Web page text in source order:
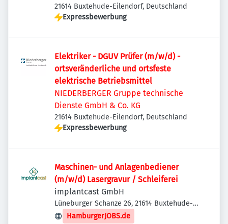
21614 Buxtehude-Eilendorf, Deutschland
Expressbewerbung
Elektriker - DGUV Prüfer (m/w/d) -
ortsveränderliche und ortsfeste
elektrische Betriebsmittel
NIEDERBERGER Gruppe technische
Dienste GmbH & Co. KG
21614 Buxtehude-Eilendorf, Deutschland
Expressbewerbung
Maschinen- und Anlagenbediener
(m/w/d) Lasergravur / Schleiferei
implantcast GmbH
Lüneburger Schanze 26, 21614 Buxtehude-
Eilendorf, Deutschland
HamburgerJOBS.de